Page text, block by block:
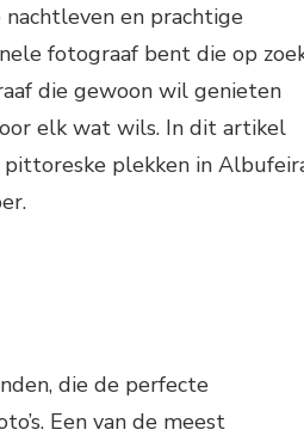
en prachtige
fotograaf bent die op
die gewoon wil genieten
elk wat wils. In dit artikel
pittoreske plekken in
die de perfecte
Een van de meest